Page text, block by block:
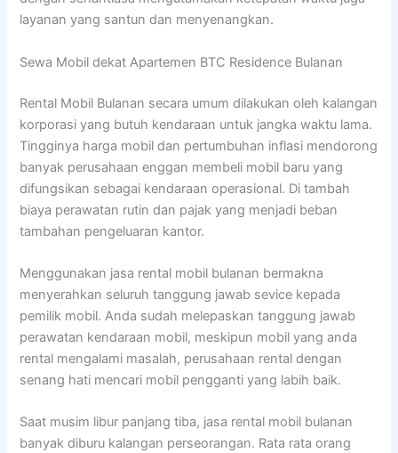
layanan yang santun dan menyenangkan.
Sewa Mobil dekat Apartemen BTC Residence Bulanan
Rental Mobil Bulanan secara umum dilakukan oleh kalangan
korporasi yang butuh kendaraan untuk jangka waktu lama.
Tingginya harga mobil dan pertumbuhan inflasi mendorong
banyak perusahaan enggan membeli mobil baru yang
difungsikan sebagai kendaraan operasional. Di tambah
biaya perawatan rutin dan pajak yang menjadi beban
tambahan pengeluaran kantor.
Menggunakan jasa rental mobil bulanan bermakna
menyerahkan seluruh tanggung jawab sevice kepada
pemilik mobil. Anda sudah melepaskan tanggung jawab
perawatan kendaraan mobil, meskipun mobil yang anda
rental mengalami masalah, perusahaan rental dengan
senang hati mencari mobil pengganti yang labih baik.
Saat musim libur panjang tiba, jasa rental mobil bulanan
banyak diburu kalangan perseorangan. Rata rata orang